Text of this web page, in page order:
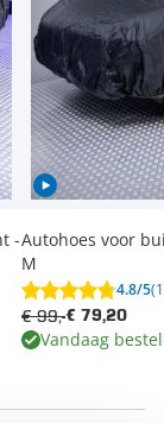
- Autohoes voor
M
4.8/5
€ 79,20
€ 99,-
Vandaag